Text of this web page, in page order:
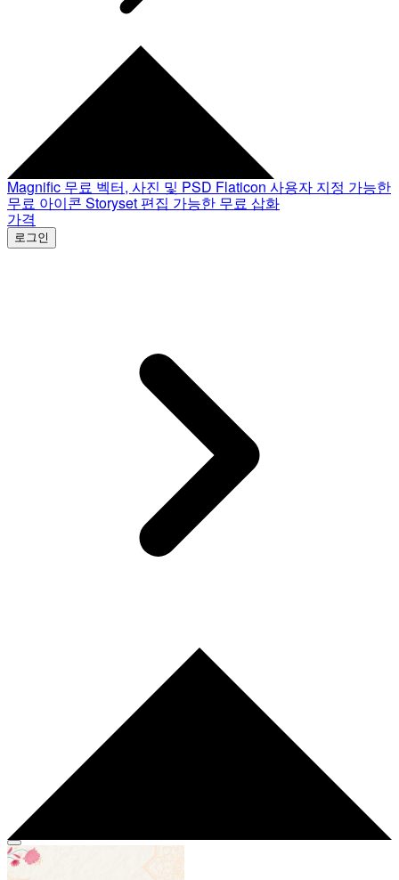
Magnific 무료 벡터, 사진 및 PSD Flaticon 사용자 지정 가능한
무료 아이콘 Storyset 편집 가능한 무료 삽화
가격
로그인